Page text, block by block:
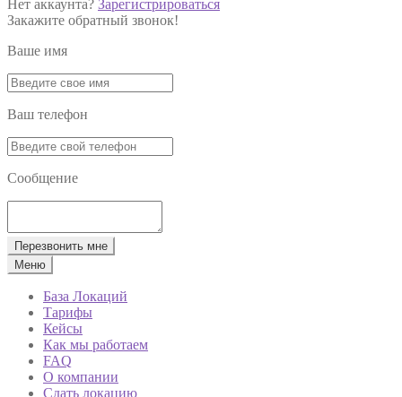
Нет аккаунта? Зарегистрироваться
Закажите обратный звонок!
Ваше имя
Ваш телефон
Сообщение
Перезвонить мне
Меню
База Локаций
Тарифы
Кейсы
Как мы работаем
FAQ
О компании
Сдать локацию